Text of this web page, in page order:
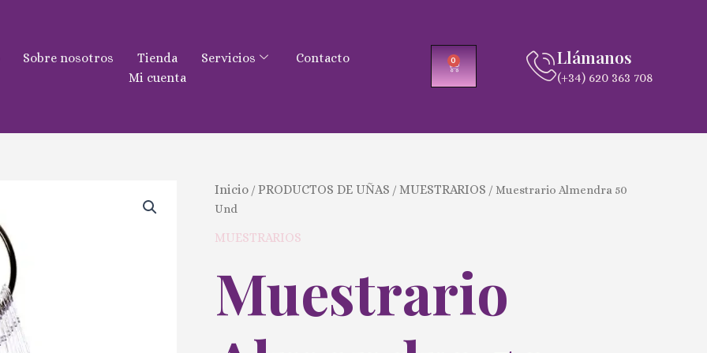
Sobre nosotros Tienda Servicios
Contacto
Mi cuenta
0
CARRITO
Llámanos
(+34) 620 363 708
Inicio / PRODUCTOS DE UÑAS / MUESTRARIOS / Muestrario Almendra 50
Und
MUESTRARIOS
Muestrario
Muestrario
Almendra
Und